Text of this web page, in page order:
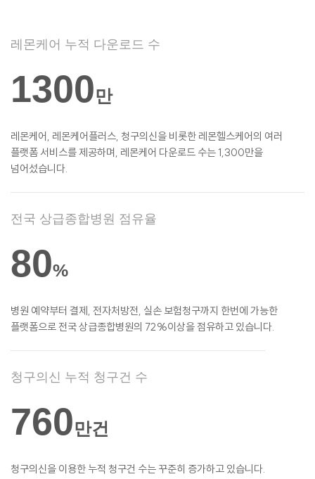
레몬케어 누적 다운로드 수
1300만
레몬케어, 레몬케어플러스, 청구의신을 비롯한 레몬헬스케어의 여러
플랫폼 서비스를 제공하며, 레몬케어 다운로드 수는 1,300만을
넘어섰습니다.
전국 상급종합병원 점유율
80%
병원 예약부터 결제, 전자처방전, 실손 보험청구까지 한번에 가능한
플랫폼으로 전국 상급종합병원의 72%이상을 점유하고 있습니다.
청구의신 누적 청구건 수
760만건
청구의신을 이용한 누적 청구건 수는 꾸준히 증가하고 있습니다.